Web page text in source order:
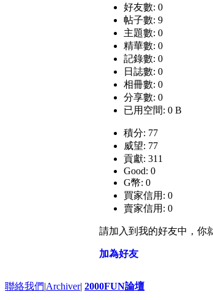
好友數: 0
帖子數: 9
主題數: 0
精華數: 0
記錄數: 0
日誌數: 0
相冊數: 0
分享數: 0
已用空間: 0 B
積分: 77
威望: 77
貢獻: 311
Good: 0
G幣: 0
買家信用: 0
賣家信用: 0
請加入到我的好友中，你
加為好友
聯絡我們|Archiver| 2000FUN論壇